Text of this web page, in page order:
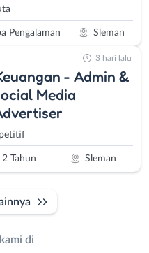
Pengalaman Sleman
- Admin &
Media
Tahun Sleman
3 hari lalu
di